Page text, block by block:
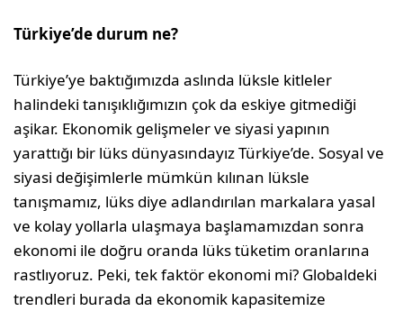
Türkiye’de durum ne?
Türkiye’ye baktığımızda aslında lüksle kitleler
halindeki tanışıklığımızın çok da eskiye gitmediği
aşikar. Ekonomik gelişmeler ve siyasi yapının
yarattığı bir lüks dünyasındayız Türkiye’de. Sosyal ve
siyasi değişimlerle mümkün kılınan lüksle
tanışmamız, lüks diye adlandırılan markalara yasal
ve kolay yollarla ulaşmaya başlamamızdan sonra
ekonomi ile doğru oranda lüks tüketim oranlarına
rastlıyoruz. Peki, tek faktör ekonomi mi? Globaldeki
trendleri burada da ekonomik kapasitemize